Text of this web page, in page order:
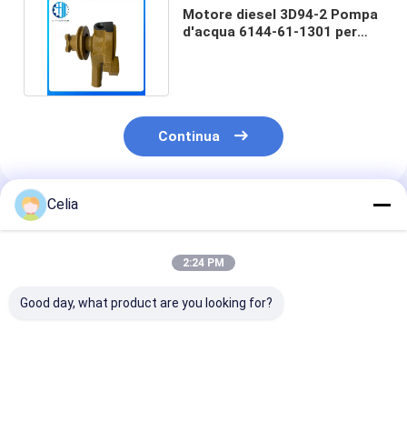
Motore diesel 3D94-2 Pompa
d'acqua 6144-61-1301 per
Continua
Prodotti Raccomandati
Celia
2:24 PM
Good day, what product are you looking for?